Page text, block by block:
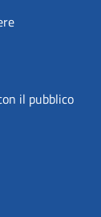
il pubblico